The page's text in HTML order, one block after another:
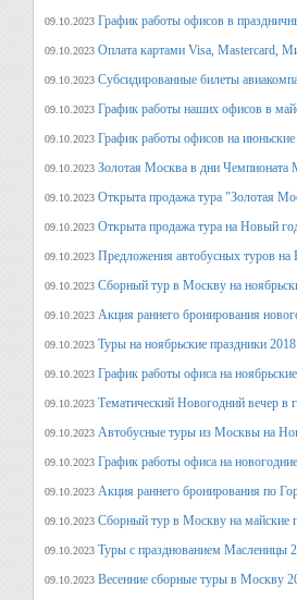
09.10.2023 График работы офисов в
09.10.2023 Оплата картами Visa, Mastercard,
09.10.2023 Субсидированные билеты
09.10.2023 График работы наших офисов в
09.10.2023 График работы офисов на
09.10.2023 Золотая Москва в дни Чемпионата
09.10.2023 Открыта продажа тура "Золотая
09.10.2023 Открыта продажа тура на Новый
09.10.2023 Предложения автобусных туров
09.10.2023 Сборный тур в Москву на
09.10.2023 Акция раннего бронирования
09.10.2023 Туры на ноябрьские праздники 2018
09.10.2023 График работы офиса на
09.10.2023 Тематический Новогодний вечер
09.10.2023 Автобусные туры из Москвы на
09.10.2023 График работы офиса на
09.10.2023 Акция раннего бронирования по
09.10.2023 Сборный тур в Москву на майские
09.10.2023 Туры с празднованием Масленицы
09.10.2023 Весенние сборные туры в Москву